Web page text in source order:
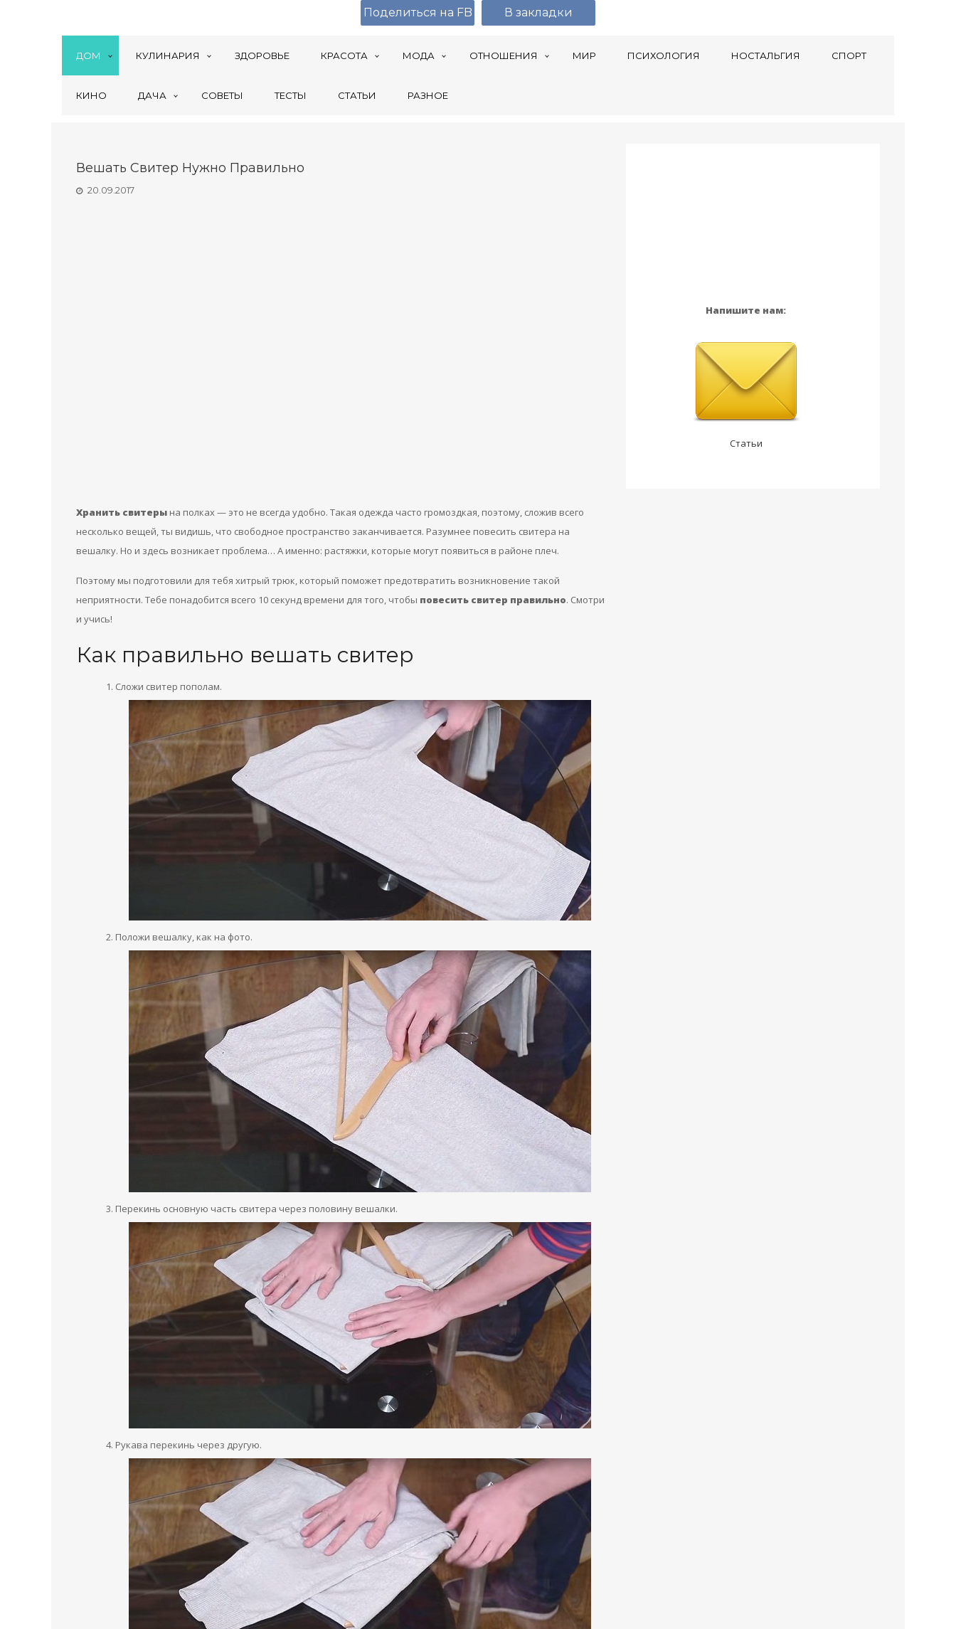
ДОМ КУЛИНАРИЯ ЗДОРОВЬЕ КРАСОТА МОДА ОТНОШЕНИЯ МИР ПСИХОЛОГИЯ НОСТАЛЬГИЯ СПОРТ
КИНО ДАЧА СОВЕТЫ ТЕСТЫ СТАТЬИ РАЗНОЕ
Вешать Свитер Нужно Правильно
20.09.2017
Хранить свитеры на полках — это не всегда удобно. Такая одежда часто громоздкая, поэтому, сложив всего
несколько вещей, ты видишь, что свободное пространство заканчивается. Разумнее повесить свитера на
вешалку. Но и здесь возникает проблема… А именно: растяжки, которые могут появиться в районе плеч.
Поэтому мы подготовили для тебя хитрый трюк, который поможет предотвратить возникновение такой
неприятности. Тебе понадобится всего 10 секунд времени для того, чтобы повесить свитер правильно. Смотри
и учись!
Как правильно вешать свитер
Сложи свитер пополам.
Положи вешалку, как на фото.
Перекинь основную часть свитера через половину вешалки.
Рукава перекинь через другую.
Напишите нам:
Статьи
Поделиться на FB В закладки